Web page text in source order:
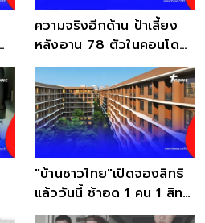
ความจริงอีกด้าน ป้าเลี้ยง
หลังอาน 78 ตัวในคอนโด
สงสารน้องหมามาก
"บ้านชาวไทย"เปิดจองสิทธิ
แล้ววันนี้ ช้าอด 1 คน 1 สิทธิ
ไม่มีดาวน์